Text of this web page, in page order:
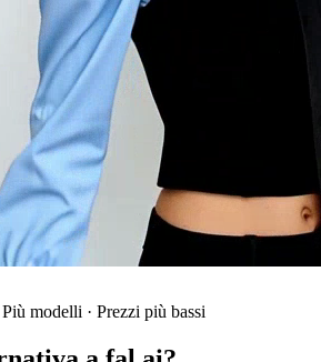
modelli · Prezzi più bassi